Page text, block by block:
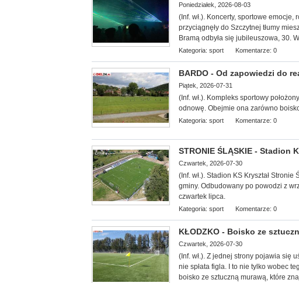
Poniedziałek, 2026-08-03
(Inf. wł.). Koncerty, sportowe
przyciągnęły do Szczytnej tłumy
Bramą odbyła się jubileuszowa, 30.
Kategoria: sport Komentarze: 0
BARDO - Od zapowiedzi do
Piątek, 2026-07-31
(Inf. wł.). Kompleks sportowy
odnowę. Obejmie ona zarówno
Kategoria: sport Komentarze: 0
STRONIE ŚLĄSKIE - Stadion
Czwartek, 2026-07-30
(Inf. wł.). Stadion KS Kryształ
gminy. Odbudowany po powodzi z
czwartek lipca.
Kategoria: sport Komentarze: 0
KŁODZKO - Boisko ze
Czwartek, 2026-07-30
(Inf. wł.). Z jednej strony pojawia się
nie spłata figla. I to nie tylko wobec
boisko ze sztuczną murawą, które